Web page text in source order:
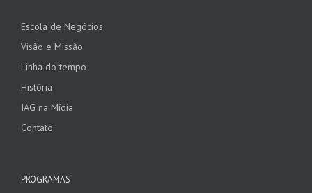
Escola de Negócios
Visão e Missão
Linha do tempo
História
IAG na Mídia
Contato
PROGRAMAS